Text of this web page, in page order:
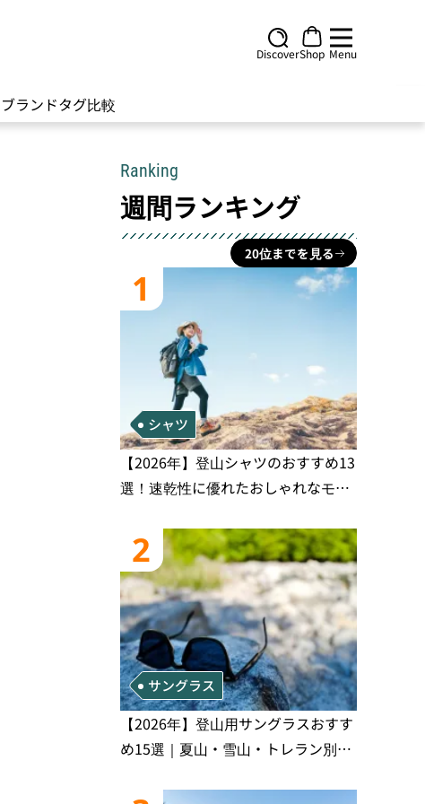
DiscoverShop Menu
ブランドタグ比較
Ranking
週間ランキング
20位までを見る
1
シャツ
【2026年】登山シャツのおすすめ13
選！速乾性に優れたおしゃれなモデ
2
サングラス
【2026年】登山用サングラスおすす
め15選｜夏山・雪山・トレラン別、